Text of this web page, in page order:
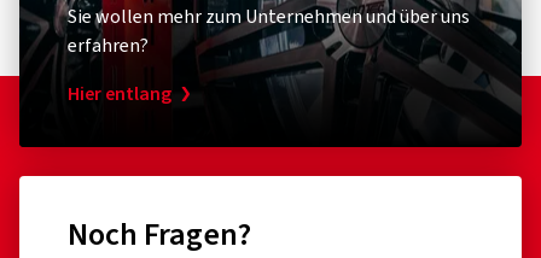
Sie wollen mehr zum Unternehmen und über uns
erfahren?
Hier entlang
Noch Fragen?